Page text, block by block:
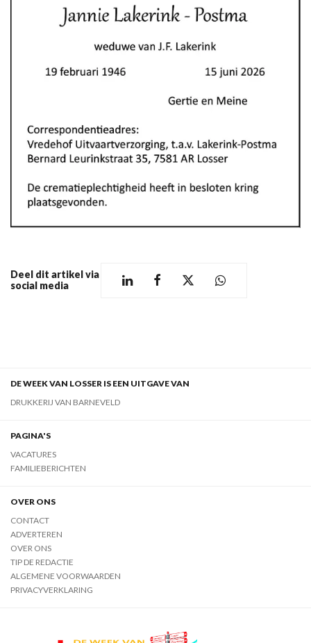
Deel dit artikel via
social media
DE WEEK VAN LOSSER IS EEN UITGAVE VAN
DRUKKERIJ VAN BARNEVELD
PAGINA'S
VACATURES
FAMILIEBERICHTEN
OVER ONS
CONTACT
ADVERTEREN
OVER ONS
TIP DE REDACTIE
ALGEMENE VOORWAARDEN
PRIVACYVERKLARING